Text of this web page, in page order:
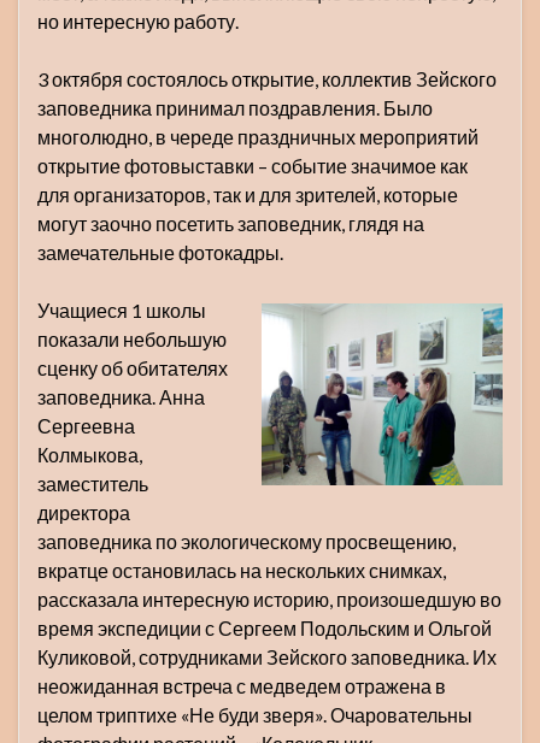
но интересную работу.
3 октября состоялось открытие, коллектив Зейского
заповедника принимал поздравления. Было
многолюдно, в череде праздничных мероприятий
открытие фотовыставки – событие значимое как
для организаторов, так и для зрителей, которые
могут заочно посетить заповедник, глядя на
замечательные фотокадры.
Учащиеся 1 школы
показали небольшую
сценку об обитателях
заповедника. Анна
Сергеевна
Колмыкова,
заместитель
директора
заповедника по экологическому просвещению,
вкратце остановилась на нескольких снимках,
рассказала интересную историю, произошедшую во
время экспедиции с Сергеем Подольским и Ольгой
Куликовой, сотрудниками Зейского заповедника. Их
неожиданная встреча с медведем отражена в
целом триптихе «Не буди зверя». Очаровательны